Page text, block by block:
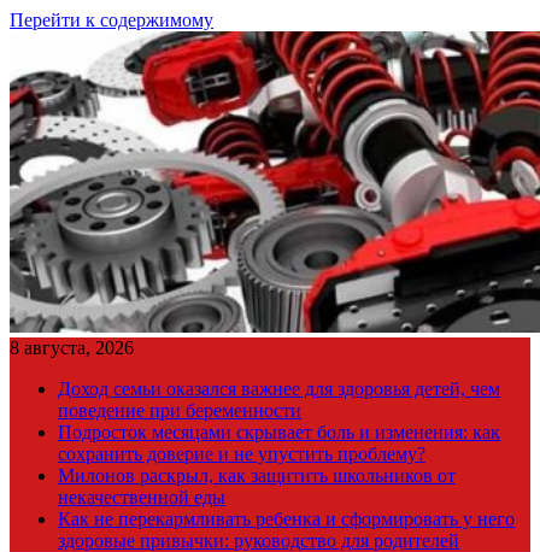
Перейти к содержимому
8 августа, 2026
Доход семьи оказался важнее для здоровья детей, чем
поведение при беременности
Подросток месяцами скрывает боль и изменения: как
сохранить доверие и не упустить проблему?
Милонов раскрыл, как защитить школьников от
некачественной еды
Как не перекармливать ребенка и сформировать у него
здоровые привычки: руководство для родителей